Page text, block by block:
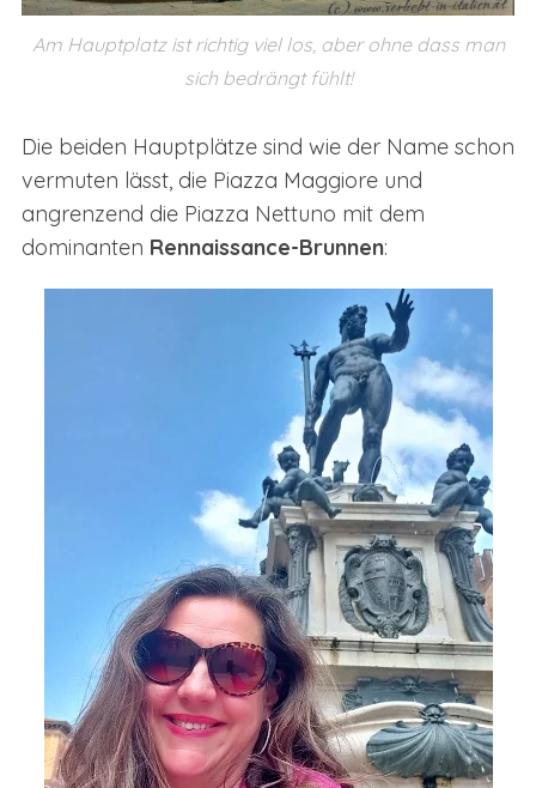
Am Hauptplatz ist richtig viel los, aber ohne dass man
sich bedrängt fühlt!
Die beiden Hauptplätze sind wie der Name schon
vermuten lässt, die Piazza Maggiore und
angrenzend die Piazza Nettuno mit dem
dominanten Rennaissance-Brunnen: